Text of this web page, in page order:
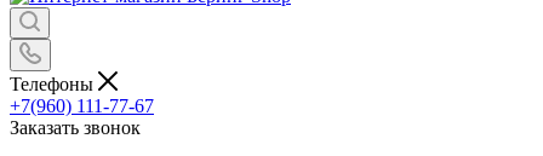
Телефоны
+7(960) 111-77-67
Заказать звонок